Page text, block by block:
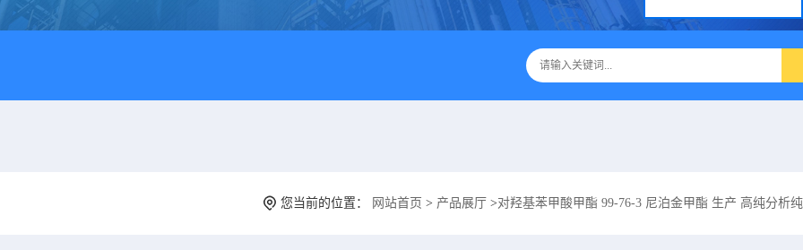
您当前的位置： 网站首页 > 产品展厅 >对羟基苯甲酸甲酯 99-76-3 尼泊金甲酯 生产 高纯分析